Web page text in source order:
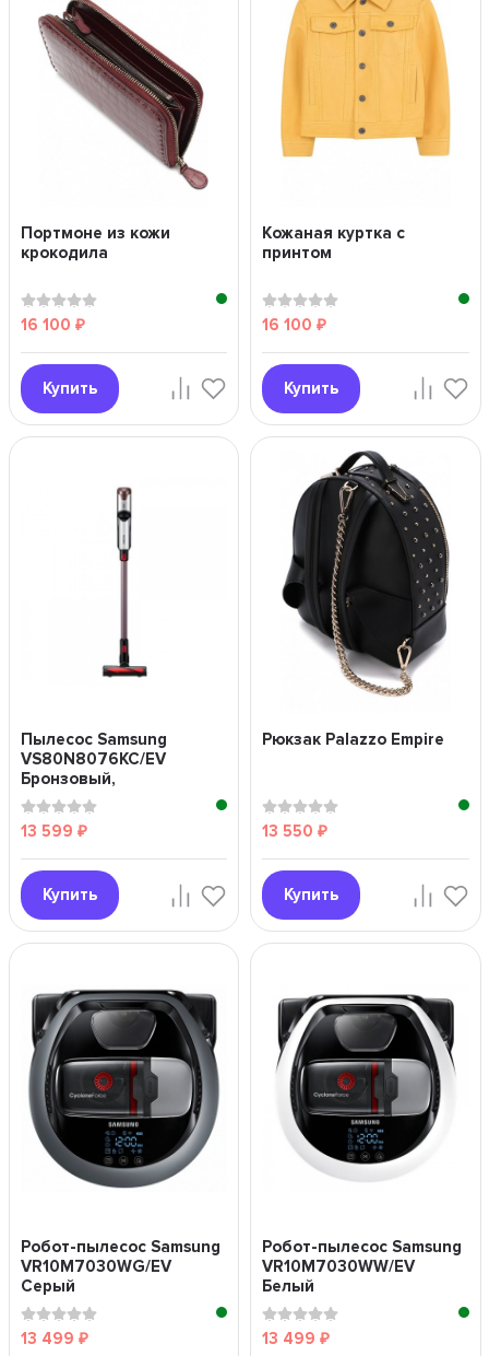
Портмоне из кожи
крокодила
16 100 ₽
Купить
Кожаная куртка с
принтом
16 100 ₽
Купить
Пылесос Samsung
VS80N8076KC/EV
Бронзовый,
серебристый
13 599 ₽
Купить
Рюкзак Palazzo Empire
13 550 ₽
Купить
Робот-пылесос Samsung
VR10M7030WG/EV
Серый
13 499 ₽
Робот-пылесос Samsung
VR10M7030WW/EV
Белый
13 499 ₽